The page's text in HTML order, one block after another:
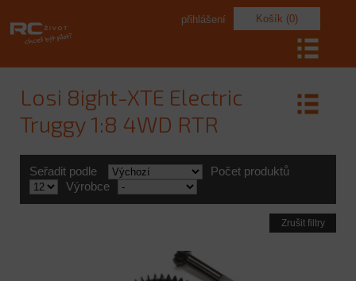
Košík (0)
přihlášení
Losi 8ight-XTE Electric
Truggy 1:8 4WD RTR
Seřadit podle
Počet produktů
Výrobce
Zrušit filtry